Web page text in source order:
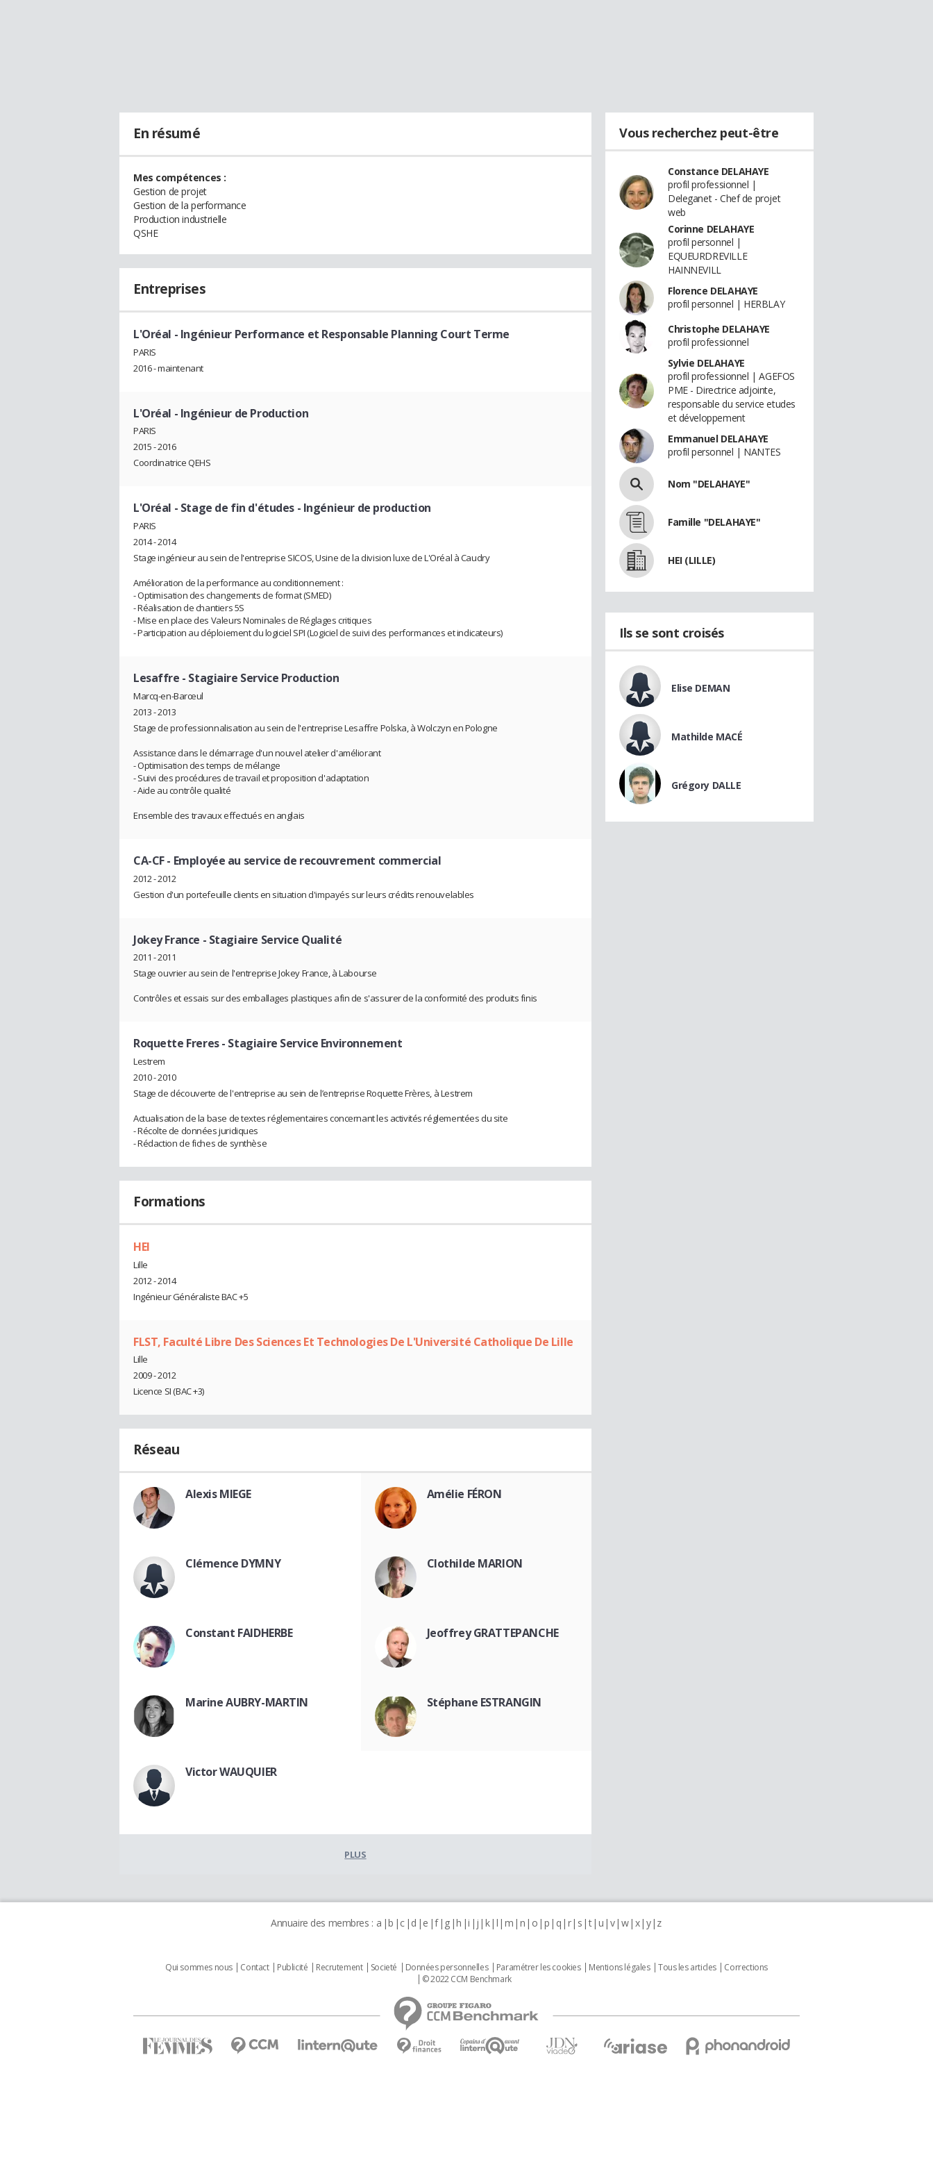
En résumé
Mes compétences :
Gestion de projet
Gestion de la performance
Production industrielle
QSHE
Entreprises
L'Oréal - Ingénieur Performance et Responsable Planning Court Terme
PARIS
2016 - maintenant
L'Oréal - Ingénieur de Production
PARIS
2015 - 2016
Coordinatrice QEHS
L'Oréal - Stage de fin d'études - Ingénieur de production
PARIS
2014 - 2014
Stage ingénieur au sein de l'entreprise SICOS, Usine de la division luxe de L'Oréal à Caudry
Amélioration de la performance au conditionnement :
- Optimisation des changements de format (SMED)
- Réalisation de chantiers 5S
- Mise en place des Valeurs Nominales de Réglages critiques
- Participation au déploiement du logiciel SPI (Logiciel de suivi des performances et indicateurs)
Lesaffre - Stagiaire Service Production
Marcq-en-Barœul
2013 - 2013
Stage de professionnalisation au sein de l'entreprise Lesaffre Polska, à Wolczyn en Pologne
Assistance dans le démarrage d'un nouvel atelier d'améliorant
- Optimisation des temps de mélange
- Suivi des procédures de travail et proposition d'adaptation
- Aide au contrôle qualité
Ensemble des travaux effectués en anglais
CA-CF- Employée au service de recouvrement commercial
2012 - 2012
Gestion d'un portefeuille clients en situation d'impayés sur leurs crédits renouvelables
Jokey France - Stagiaire Service Qualité
2011 - 2011
Stage ouvrier au sein de l'entreprise Jokey France, à Labourse
Contrôles et essais sur des emballages plastiques afin de s'assurer de la conformité des produits finis
Roquette Freres- Stagiaire Service Environnement
Lestrem
2010 - 2010
Stage de découverte de l'entreprise au sein de l’entreprise Roquette Frères, à Lestrem
Actualisation de la base de textes réglementaires concernant les activités réglementées du site
- Récolte de données juridiques
- Rédaction de fiches de synthèse
Formations
HEI
Lille
2012 - 2014
Ingénieur Généraliste BAC +5
FLST, Faculté Libre Des Sciences Et Technologies De L'Université Catholique De Lille
Lille
2009 - 2012
Licence SI (BAC +3)
Réseau
Alexis MIEGE Amélie FÉRON
Clémence DYMNY Clothilde MARION
Constant FAIDHERBE Jeoffrey GRATTEPANCHE
Marine AUBRY-MARTIN Stéphane ESTRANGIN
Victor WAUQUIER
PLUS
Vous recherchez peut-être
Constance DELAHAYE
profil professionnel |
Deleganet - Chef de projet
web
Corinne DELAHAYE
profil personnel |
EQUEURDREVILLE
HAINNEVILL
Florence DELAHAYE
profil personnel | HERBLAY
Christophe DELAHAYE
profil professionnel
Sylvie DELAHAYE
profil professionnel | AGEFOS
PME - Directrice adjointe,
responsable du service etudes
et développement
Emmanuel DELAHAYE
profil personnel | NANTES
Nom "DELAHAYE"
Famille "DELAHAYE"
HEI (LILLE)
Ils se sont croisés
Elise DEMAN
Mathilde MACÉ
Grégory DALLE
Annuaire des membres : a b c d e f g h i j k l m n o p q r s t u v w x y z
Qui sommes nous Contact Publicité Recrutement Societé Données personnelles Paramétrer les cookies Mentions légales Tous les articles
Corrections
© 2022 CCM Benchmark